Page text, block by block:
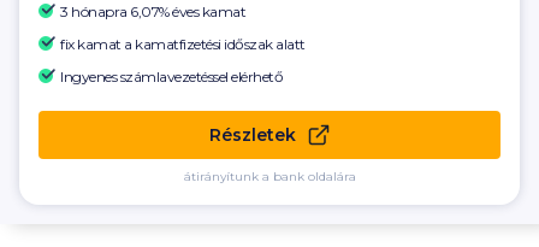
3 hónapra 6,07% éves kamat
fix kamat a kamatfizetési időszak alatt
Ingyenes számlavezetéssel elérhető
Részletek
átirányítunk a bank oldalára